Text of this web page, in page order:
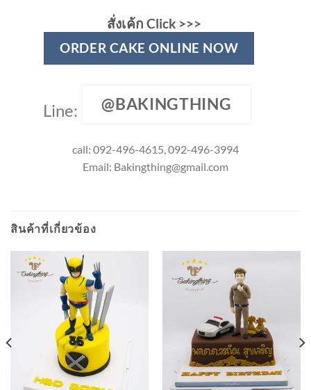
สั่งเค้ก Click >>>
ORDER CAKE ONLINE NOW
Line: @BAKINGTHING
call: 092-496-4615, 092-496-3994
Email: Bakingthing@gmail.com
สินค้าที่เกี่ยวข้อง